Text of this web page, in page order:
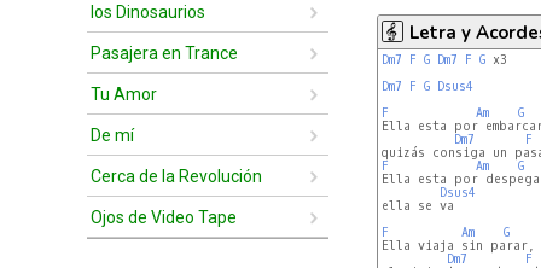
los Dinosaurios
Pasajera en Trance
Tu Amor
De mí
Cerca de la Revolución
Ojos de Video Tape
Letra y
Dm7 F G Dm7 F G x3
Dm7
F G Dsus4
F
Am
G
Ella esta por
Dm7
F
F
Am
G
Ella esta por
Dsus4
ella se va
F
Am
G
Ella viaja sin parar,
Dm7
F